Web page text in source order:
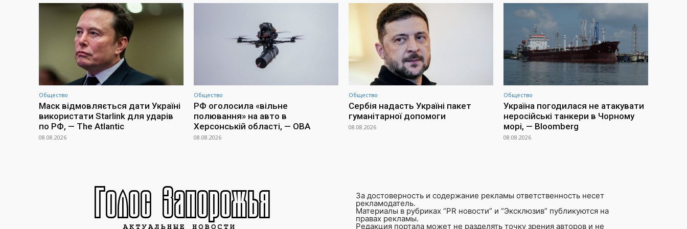
Общество
Маск відмовляється дати Україні
використати Starlink для ударів
по РФ, — The Atlantic
08.08.2026
Общество
РФ оголосила «вільне
полювання» на авто в
Херсонській області, — ОВА
08.08.2026
Общество
Сербія надасть Україні пакет
гуманітарної допомоги
08.08.2026
Общество
Україна погодилася не атакувати
неросійські танкери в Чорному
морі, — Bloomberg
08.08.2026
За достоверность и содержание рекламы ответственность несет
рекламодатель.
Материалы в рубриках “PR новости” и “Эксклюзив” публикуются на
правах рекламы.
Редакция портала может не разделять точку зрения авторов и не